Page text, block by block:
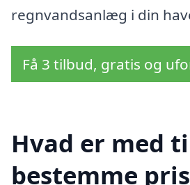
regnvandsanlæg i din
Få 3 tilbud, gratis og
Hvad er med
bestemme